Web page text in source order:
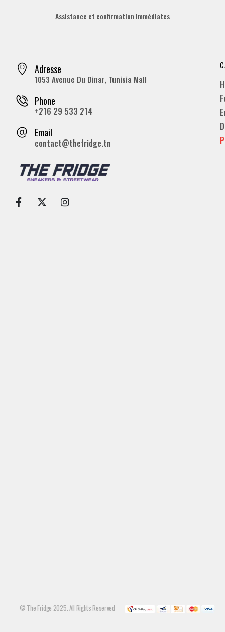
Assistance et confirmation immédiates
Adresse
1053 Avenue Du Dinar, Tunisia Mall
Phone
+216 29 533 214
Email
contact@thefridge.tn
© The Fridge 2025. All Rights Reserved